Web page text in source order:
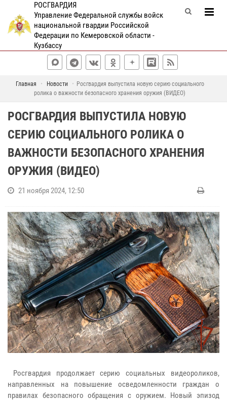
РОСГВАРДИЯ
Управление Федеральной службы войск
национальной гвардии Российской
Федерации по Кемеровской области -
Кузбассу
Главная Новости
Росгвардия выпустила новую серию социального
ролика о важности безопасного хранения оружия (ВИДЕО)
РОСГВАРДИЯ ВЫПУСТИЛА НОВУЮ
СЕРИЮ СОЦИАЛЬНОГО РОЛИКА О
ВАЖНОСТИ БЕЗОПАСНОГО ХРАНЕНИЯ
ОРУЖИЯ (ВИДЕО)
21 ноября 2024, 12:50
Росгвардия продолжает серию социальных видеороликов,
направленных на повышение осведомленности граждан о
правилах безопасного обращения с оружием. Новый эпизод